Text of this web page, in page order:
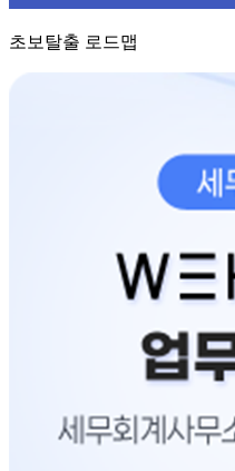
초보탈출 로드맵